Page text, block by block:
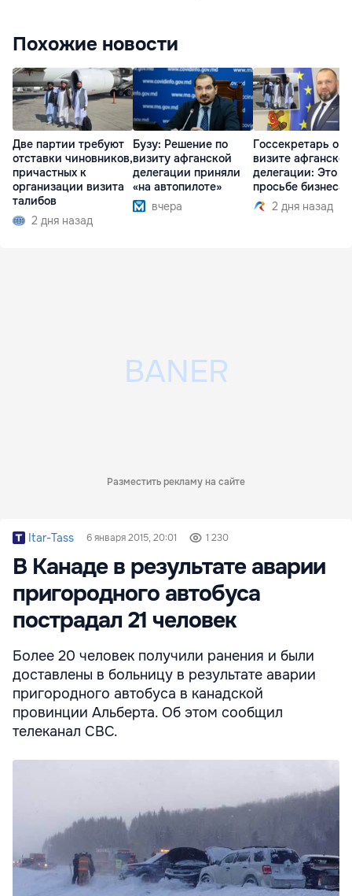
Похожие новости
Две партии требуют
отставки чиновников,
причастных к
организации визита
талибов
2 дня назад
Бузу: Решение по
визиту афганской
делегации приняли
«на автопилоте»
вчера
Госсекретарь о
визите афганской
делегации: Это по
просьбе бизнеса
2 дня назад
Разместить рекламу на сайте
Itar-Tass 6 января 2015, 20:01 1 230
В Канаде в результате аварии
пригородного автобуса
пострадал 21 человек
Более 20 человек получили ранения и были
доставлены в больницу в результате аварии
пригородного автобуса в канадской
провинции Альберта. Об этом сообщил
телеканал CBC.